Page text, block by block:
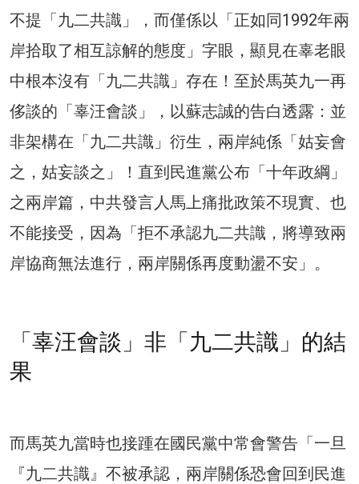
不提「九二共識」，而僅係以「正如同1992年兩
岸拾取了相互諒解的態度」字眼，顯見在辜老眼
中根本沒有「九二共識」存在！至於馬英九一再
侈談的「辜汪會談」，以蘇志誠的告白透露：並
非架構在「九二共識」衍生，兩岸純係「姑妄會
之，姑妄談之」！直到民進黨公布「十年政綱」
之兩岸篇，中共發言人馬上痛批政策不現實、也
不能接受，因為「拒不承認九二共識，將導致兩
岸協商無法進行，兩岸關係再度動盪不安」。
「辜汪會談」非「九二共識」的結
果
而馬英九當時也接踵在國民黨中常會警告「一旦
『九二共識』不被承認，兩岸關係恐會回到民進